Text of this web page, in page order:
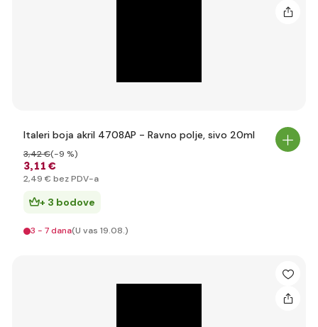
Italeri boja akril 4708AP - Ravno polje, sivo 20ml
3,11 €
3,42 €(-9 %)
2,49 € bez PDV-a
+ 3 bodove
3 - 7 dana(U vas 19.08.)